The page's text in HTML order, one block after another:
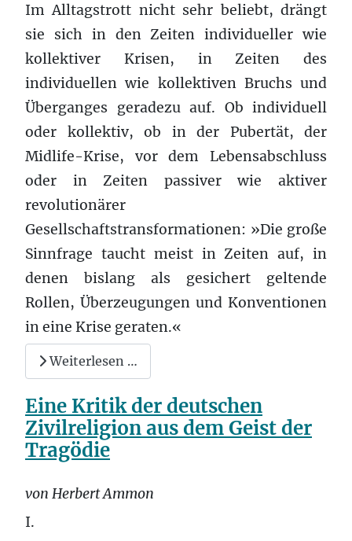
Im Alltagstrott nicht sehr beliebt, drängt
sie sich in den Zeiten individueller wie
kollektiver Krisen, in Zeiten des
individuellen wie kollektiven Bruchs und
Überganges geradezu auf. Ob individuell
oder kollektiv, ob in der Pubertät, der
Midlife-Krise, vor dem Lebensabschluss
oder in Zeiten passiver wie aktiver
revolutionärer
Gesellschaftstransformationen: »Die große
Sinnfrage taucht meist in Zeiten auf, in
denen bislang als gesichert geltende
Rollen, Überzeugungen und Konventionen
in eine Krise geraten.«
Weiterlesen …
Eine Kritik der deutschen
Zivilreligion aus dem Geist der
Tragödie
von Herbert Ammon
I.